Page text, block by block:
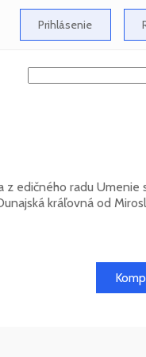
Prihlásenie
z edičného radu Umenie
kráľovná od